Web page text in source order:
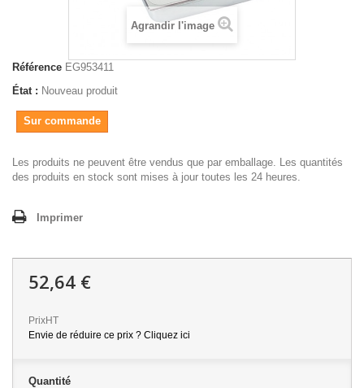
Agrandir l'image
Référence EG953411
État : Nouveau produit
Sur commande
Les produits ne peuvent être vendus que par emballage. Les quantités
des produits en stock sont mises à jour toutes les 24 heures.
Imprimer
52,64 €
PrixHT
Envie de réduire ce prix ? Cliquez ici
Quantité